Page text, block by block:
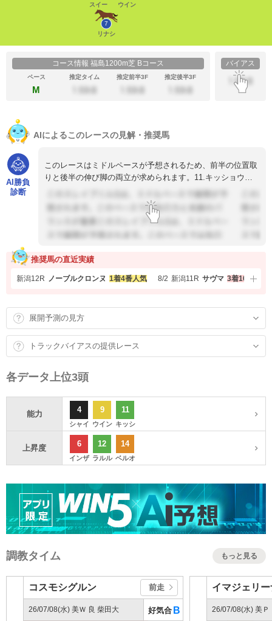
スイー
7
リナシ
ウイン
コース情報 福島1200m芝 Bコース
ペース
M
推定タイム 推定前半3F 推定後半3F
バイアス
AIによるこのレースの見解・推奨馬
AI勝負
診断
このレースはミドルペースが予想されるため、前半の位置取
りと後半の伸び脚の両立が求められます。11.キッショウダ
推奨馬の直近実績
新潟12R ノーブルクロンヌ 1着 4番人気 8/2 新潟11R サヴマ 3着 10番人気
展開予測の見方
トラックバイアスの提供レース
各データ上位3頭
能力 4
シャイ
9
ウイン
11
キッシ
上昇度 6
インザ
12
ラルル
14
ベルオ
調教タイム もっと見る
コスモシグルン 前走
26/07/08(水) 美Ｗ 良 柴田大 好気合 B
イマジェリ
26/07/08(水) 美Ｐ